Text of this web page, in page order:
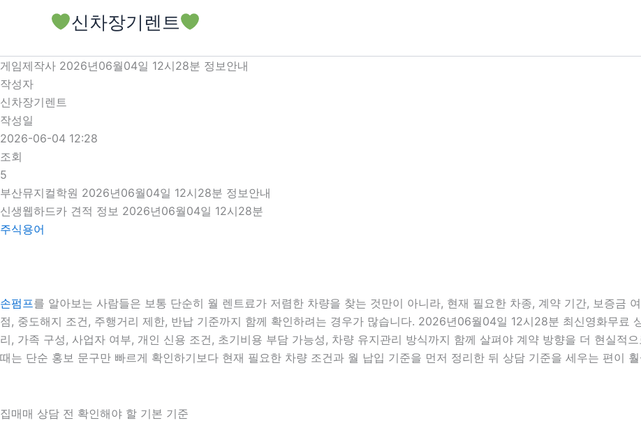
로
건
너
뛰
기
신차장기렌트
게임제작사 2026년06월04일 12시28분 정보안내
작성자
신차장기렌트
작성일
2026-06-04 12:28
조회
5
부산뮤지컬학원 2026년06월04일 12시28분 정보안내
신생웹하드카 견적 정보 2026년06월04일 12시28분
주식용어
손펌프를 알아보는 사람들은 보통 단순히 월 렌트료가 저렴한 차량을 찾는 것만이 아니라, 현재 필요한 차종, 계약 기간, 보증금
점, 중도해지 조건, 주행거리 제한, 반납 기준까지 함께 확인하려는 경우가 많습니다. 2026년06월04일 12시28분 최신영화무료
리, 가족 구성, 사업자 여부, 개인 신용 조건, 초기비용 부담 가능성, 차량 유지관리 방식까지 함께 살펴야 계약 방향을 더 현실적
때는 단순 홍보 문구만 빠르게 확인하기보다 현재 필요한 차량 조건과 월 납입 기준을 먼저 정리한 뒤 상담 기준을 세우는 편이
집매매 상담 전 확인해야 할 기본 기준